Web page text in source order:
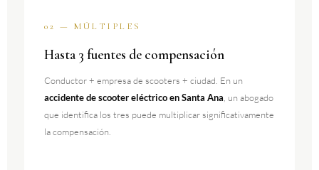
02 — MÚLTIPLES
Hasta 3 fuentes de compensación
Conductor + empresa de scooters + ciudad. En un
accidente de scooter eléctrico en Santa Ana , un abogado
que identifica los tres puede multiplicar significativamente
la compensación.